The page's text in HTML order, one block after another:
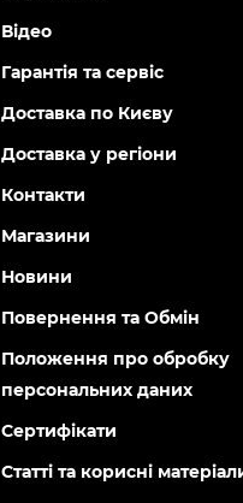
Відео
Гарантія та сервіс
Доставка по Києву
Доставка у регіони
Контакти
Магазини
Новини
Повернення та Обмін
Положення про обробку
персональних даних
Сертифікати
Статті та корисні